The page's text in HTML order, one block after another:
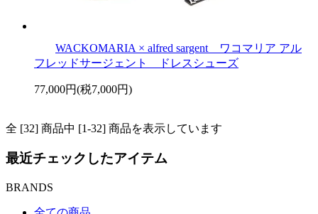
WACKOMARIA × alfred sargent ワコマリア アル
フレッドサージェント ドレスシューズ
77,000円(税7,000円)
全 [32] 商品中 [1-32] 商品を表示しています
最近チェックしたアイテム
BRANDS